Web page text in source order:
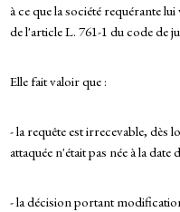
à ce que la société requérante
de l'article L. 761-1 du code de
Elle fait valoir que :
- la requête est irrecevable, dès
attaquée n'était pas née à la
- la décision portant